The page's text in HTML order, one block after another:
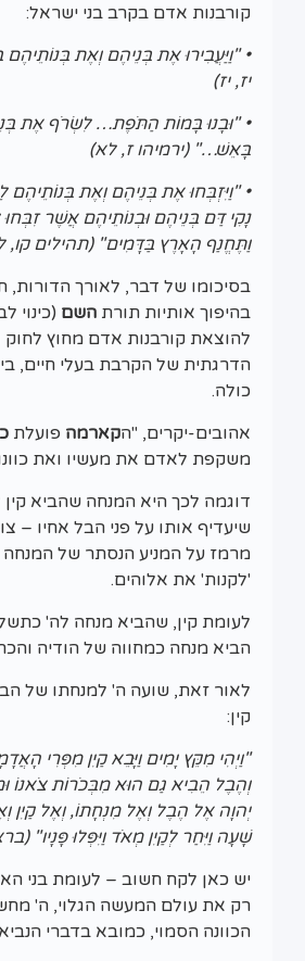
קורבנות אדם בקרב בני ישראל:
• "וַיַּעֲבִירוּ אֶת בְּנֵיהֶם וְאֶת
יז, יז)
• "וּבָנוּ בָּמוֹת הַתֹּפֶת… לִשְׂרֹף אֶת
בָּאֵשׁ…" (ירמיהו ז, לא)
• "וַיִּזְבְּחוּ אֶת בְּנֵיהֶם וְאֶת בְּנוֹתֵיהֶם
נָקִי דַּם בְּנֵיהֶם וּבְנוֹתֵיהֶם אֲשֶׁר זִבְּחוּ
וַתֶּחֱנַף הָאָרֶץ בַּדָּמִים" (תהילים קו,
בסיכומו של דבר, לאורך הדורות,
בהיפוך אותיות תורת השם (כינוי
להוצאת קורבנות אדם מחוץ לחוק
הדרגתית של הקרבת בעלי חיים,
כולה.
אהובים-יקרים, "הקארמה פועלת
משקפת לאדם את מעשיו ואת
דוגמה לכך היא המנחה שהביא קין
שיעדיף אותו על פני הבל אחיו –
מרמז על המניע הנסתר של המנחה –
'לקנות' את אלוהים.
לעומת קין, שהביא מנחה לה'
הביא מנחה כמחווה של הודיה
לאור זאת, שועה ה' למנחתו של
קין:
"וַיְהִי מִקֵּץ יָמִים וַיָּבֵא קַיִן מִפְּרִי
וְהֶבֶל הֵבִיא גַם הוּא מִבְּכֹרוֹת צֹאנוֹ
יְהוָה אֶל הֶבֶל וְאֶל מִנְחָתוֹ, וְאֶל קַיִן
שָׁעָה וַיִּחַר לְקַיִן מְאֹד וַיִּפְּלוּ פָּנָיו"
יש כאן לקח חשוב – לעומת בני
רק את עולם המעשה הגלוי, ה'
הכוונה הסמוי, כמובא בדברי